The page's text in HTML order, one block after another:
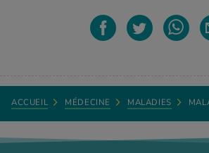
ACCUEIL MÉDECINE MALADIES